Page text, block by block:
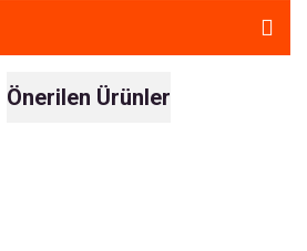
Önerilen Ürünler